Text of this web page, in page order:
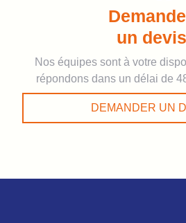
un devis
Nos équipes sont à votre
répondons dans un délai de
DEMANDER UN